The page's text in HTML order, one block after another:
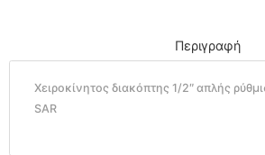
Περιγραφή
Χειροκίνητος διακόπτης 1/2″ απλής
SAR